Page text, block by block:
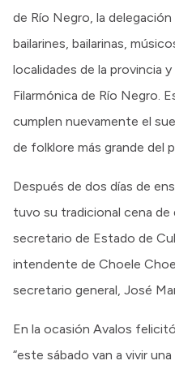
de Río Negro, la
bailarines, bailarinas,
localidades de la provincia
Filarmónica de Río Negro.
cumplen nuevamente el
de folklore más grande del
Después de dos días de
tuvo su tradicional cena de
secretario de Estado de
intendente de Choele
secretario general, José
En la ocasión Avalos
“este sábado van a vivir